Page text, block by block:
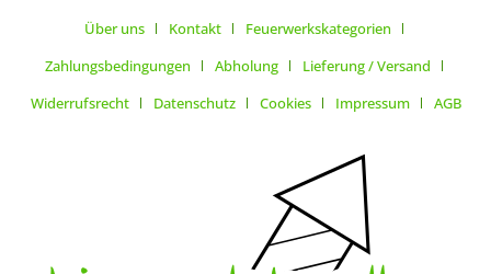
Über uns Kontakt
Feuerwerkskategorien
Zahlungsbedingungen
Abholung
Lieferung / Versand
Widerrufsrecht
Datenschutz Cookies Impressum AGB